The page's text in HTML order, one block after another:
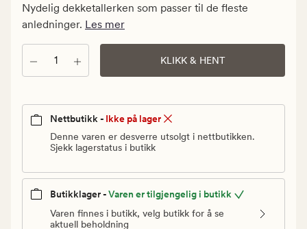
kr.
Vanlig
Nydelig dekketallerken som passer til de fleste
anledninger. Les mer
Antall KLIKK & HENT
Nettbutikk - Ikke på lager
Denne varen er desverre utsolgt i nettbutikken.
Sjekk lagerstatus i butikk
Butikklager -Varen er tilgjengelig i butikk
Varen finnes i butikk, velg butikk for å se
aktuell beholdning